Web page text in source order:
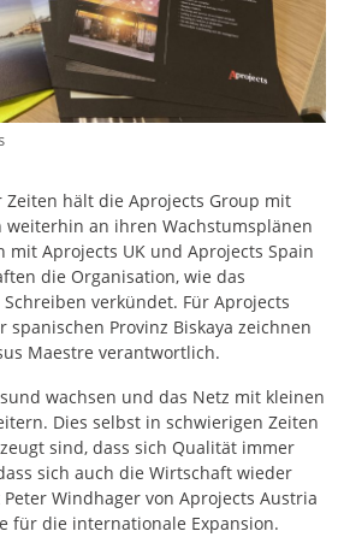
hält die Aprojects Group mit
an ihren Wachstumsplänen
mit Aprojects UK und Aprojects Spain
die Organisation, wie das
verkündet. Für Aprojects
Provinz Biskaya zeichnen
Maestre verantwortlich.
wachsen und das Netz mit kleinen
Dies selbst in schwierigen Zeiten
sind, dass sich Qualität immer
sich auch die Wirtschaft wieder
Windhager von Aprojects Austria
für die internationale Expansion.